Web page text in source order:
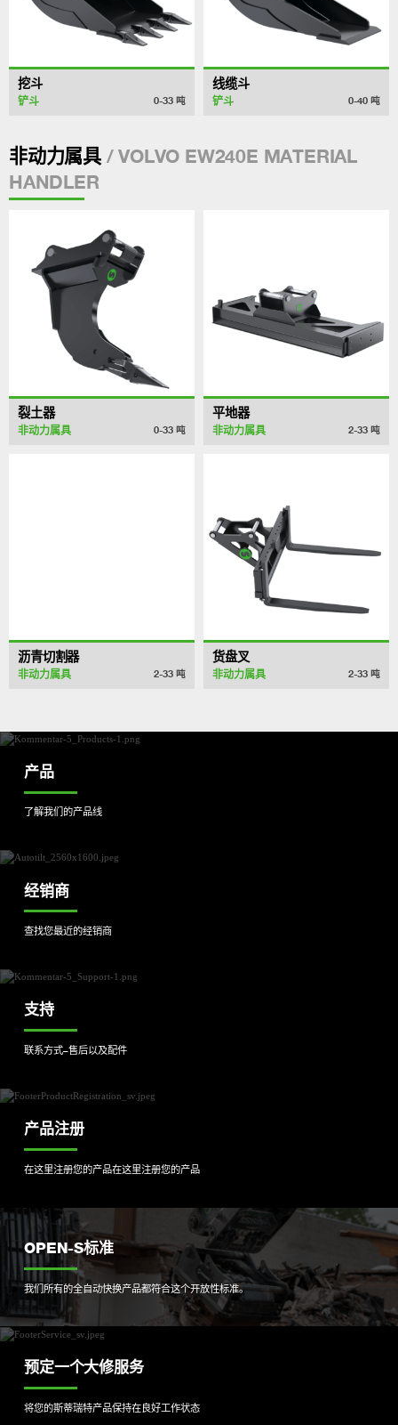
挖斗
铲斗 0-33 吨
线缆斗
铲斗 0-40 吨
非动力属具/ VOLVO EW240E MATERIAL
HANDLER
裂土器
非动力属具 0-33 吨
平地器
非动力属具 2-33 吨
沥青切割器
非动力属具 2-33 吨
货盘叉
非动力属具 2-33 吨
产品
了解我们的产品线
经销商
查找您最近的经销商
支持
联系方式–售后以及配件
产品注册
在这里注册您的产品在这里注册您的产品
OPEN-S标准
我们所有的全自动快换产品都符合这个开放性标准。
预定一个大修服务
将您的斯蒂瑞特产品保持在良好工作状态